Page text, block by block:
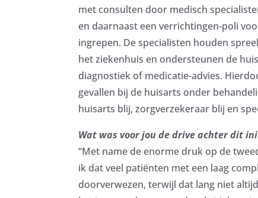
met consulten door medisch
en daarnaast een verrichtingen-poli
ingrepen. De specialisten houden
het ziekenhuis en ondersteunen de
diagnostiek of medicatie-advies.
gevallen bij de huisarts onder
huisarts blij, zorgverzekeraar blij en
Wat was voor jou de drive achter dit
“Met name de enorme druk op de
ik dat veel patiënten met een laag
doorverwezen, terwijl dat lang niet